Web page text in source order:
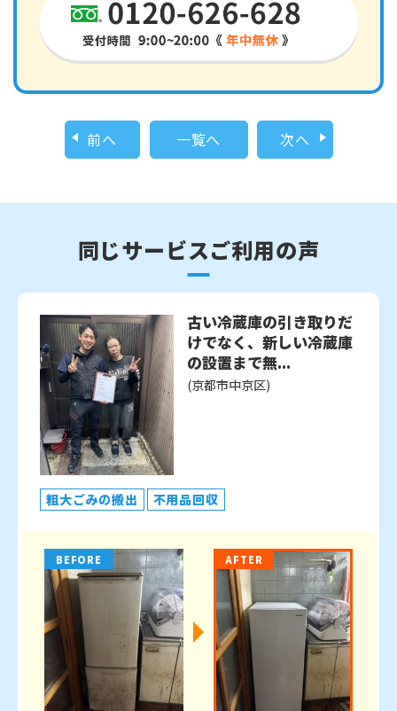
前へ 一覧へ 次へ
同じサービスご利用の声
古い冷蔵庫の引き取りだ
けでなく、新しい冷蔵庫
の設置まで無...
(京都市中京区)
粗大ごみの搬出 不用品回収
BEFORE AFTER